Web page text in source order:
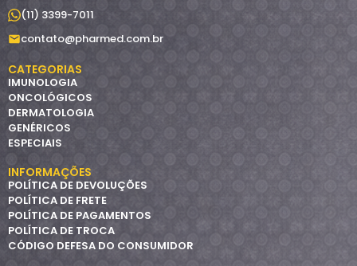
(11) 3399-7011
contato@pharmed.com.br
CATEGORIAS
IMUNOLOGIA
ONCOLÓGICOS
DERMATOLOGIA
GENÉRICOS
ESPECIAIS
INFORMAÇÕES
POLÍTICA DE DEVOLUÇÕES
POLÍTICA DE FRETE
POLÍTICA DE PAGAMENTOS
POLÍTICA DE TROCA
CÓDIGO DEFESA DO CONSUMIDOR